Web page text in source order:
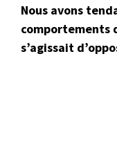
Nous avons
comportements
s’agissait